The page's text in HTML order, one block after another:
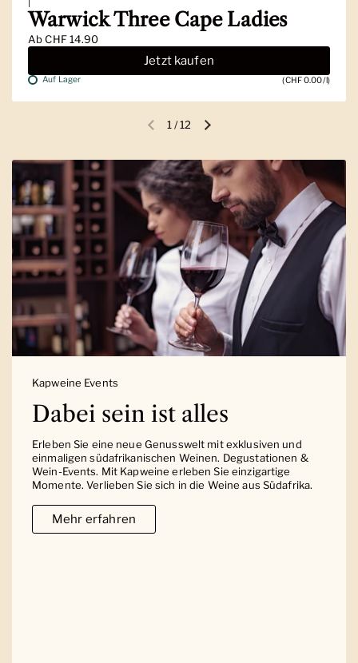
Warwick Three Cape Ladies
AbCHF 14.90
Jetzt kaufen
Auf Lager (CHF 0.00/l)
Vorherige FolieNächste Folie
1/12
Kapweine Events
Dabei sein ist alles
Erleben Sie eine neue Genusswelt mit exklusiven und
einmaligen südafrikanischen Weinen. Degustationen &
Wein-Events. Mit Kapweine erleben Sie einzigartige
Momente. Verlieben Sie sich in die Weine aus Südafrika.
Mehr erfahren